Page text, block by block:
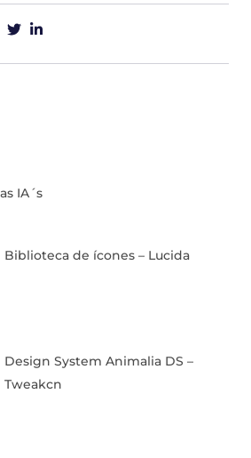
IA´s
Biblioteca de ícones – Lucida
Design System Animalia DS –
Tweakcn